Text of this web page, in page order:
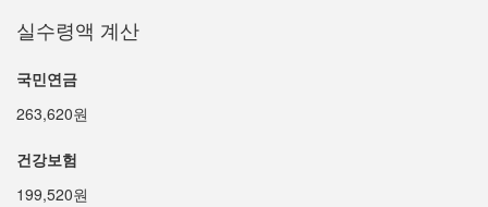
실수령액 계산
국민연금
263,620원
건강보험
199,520원